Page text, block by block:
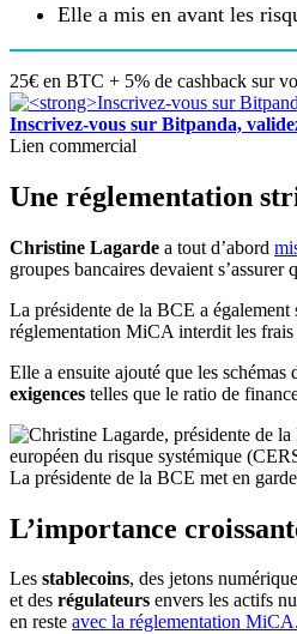
Elle a mis en avant les
25€ en BTC + 5% de cashback sur
Inscrivez-vous sur Bitpanda,
Lien commercial
Une réglementation
Christine Lagarde a tout d’abord
groupes bancaires devaient s’assurer
La présidente de la BCE a également
réglementation MiCA interdit les
Elle a ensuite ajouté que les
exigences telles que le ratio de
La présidente de la BCE met en
L’importance
Les stablecoins, des jetons
et des régulateurs envers les actifs
en reste avec la réglementation MiCA.